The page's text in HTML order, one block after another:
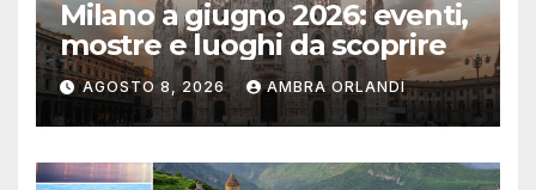
Milano a giugno 2026: eventi,
mostre e luoghi da scoprire
AGOSTO 8, 2026 AMBRA ORLANDI